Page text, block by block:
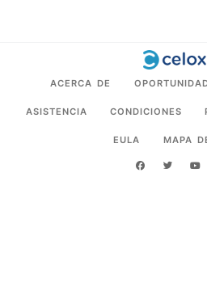
ACERCA DE
ASISTENCIA CONDICIONES
EULA MAPA